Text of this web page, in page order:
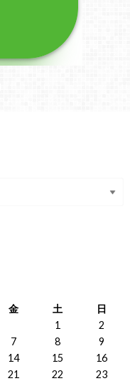
金 土
日
1
2
7 8
9
14 15
16
21 22
23